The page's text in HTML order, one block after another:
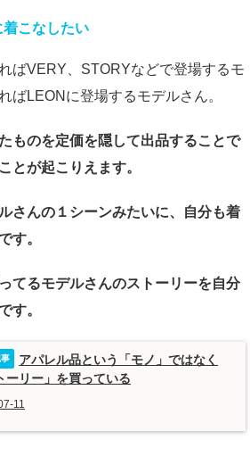
こなしたい
ばVERY、STORYなどで登場するモ
ばLEONに登場するモデルさん。
ものを定価を隠して出品することで
とが起こりえます。
さんの１シーンみたいに、自分も着
す。
てるモデルさんのストーリーを自分
す。
アパレル品という「モノ」ではなく
ーリー」を買っている
11